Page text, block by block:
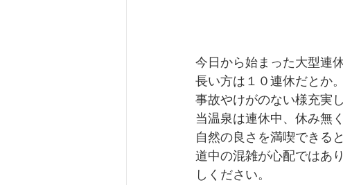
今日から始まった大型連休
長い方は１０連休だとか。
事故やけがのない様充実
当温泉は連休中、休み無
自然の良さを満喫できる
道中の混雑が心配ではあ
しください。